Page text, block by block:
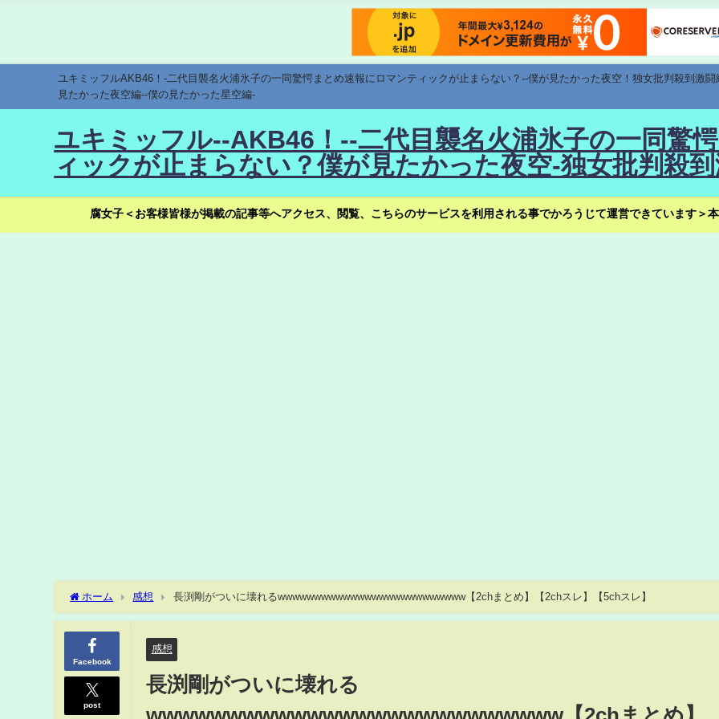
ユキミッフルAKB46！-二代目襲名火浦氷子の一同驚愕まとめ速報にロマンティックが止まらない？--僕が見たかった夜空！独女批判殺到激
見たかった夜空編--僕の見たかった星空編-
ユキミッフル--AKB46！--二代目襲名火浦氷子の一同驚
ィックが止まらない？僕が見たかった夜空-独女批判殺
腐女子＜お客様皆様が掲載の記事等へアクセス、閲覧、こちらのサービスを利用される事でかろうじて運営できています＞
ホーム 感想 長渕剛がついに壊れるwwwwwwwwwwwwwwwwwwwwwwwwww【2chまとめ】【2chスレ】【5chスレ】
Facebook
post
感想
長渕剛がついに壊れる